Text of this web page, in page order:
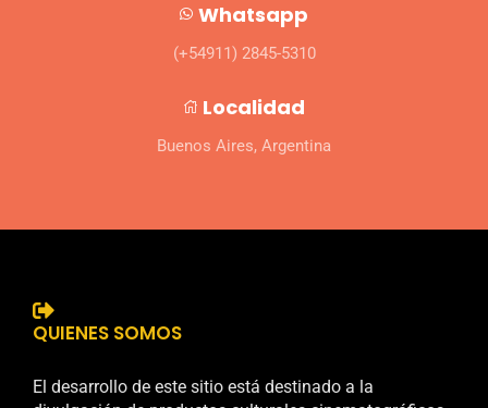
Whatsapp
(+54911) 2845-5310
Localidad
Buenos Aires, Argentina
QUIENES SOMOS
El desarrollo de este sitio está destinado a la